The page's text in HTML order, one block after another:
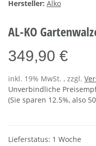
Hersteller: Alko
AL-KO
349,90 €
inkl. 19% MwSt. , zzgl.
Unverbindliche
(Sie sparen 12.5%, also
Lieferstatus: 1 Woche